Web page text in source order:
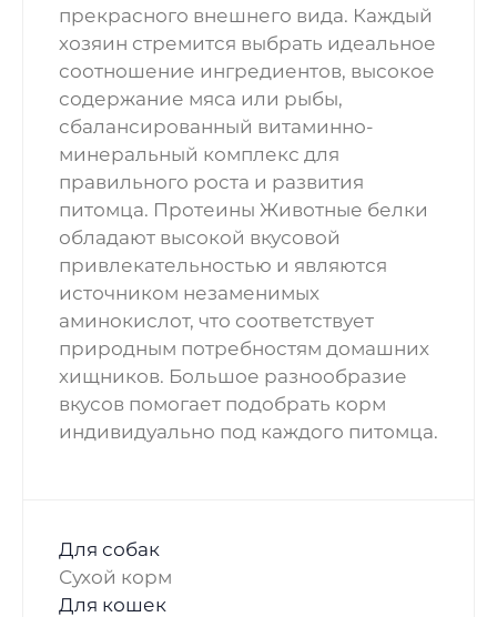
прекрасного внешнего вида. Каждый
хозяин стремится выбрать идеальное
соотношение ингредиентов, высокое
содержание мяса или рыбы,
сбалансированный витаминно-
минеральный комплекс для
правильного роста и развития
питомца. Протеины Животные белки
обладают высокой вкусовой
привлекательностью и являются
источником незаменимых
аминокислот, что соответствует
природным потребностям домашних
хищников. Большое разнообразие
вкусов помогает подобрать корм
индивидуально под каждого питомца.
Для собак
Сухой корм
Для кошек